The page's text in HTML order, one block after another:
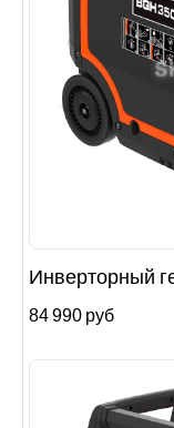
Инверторный
84 990 руб